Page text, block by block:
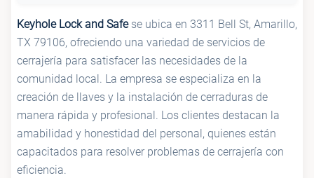
Keyhole Lock and Safese ubica en 3311 Bell St, Amarillo,
TX 79106, ofreciendo una variedad de servicios de
cerrajería para satisfacer las necesidades de la
comunidad local. La empresa se especializa en la
creación de llaves y la instalación de cerraduras de
manera rápida y profesional. Los clientes destacan la
amabilidad y honestidad del personal, quienes están
capacitados para resolver problemas de cerrajería con
eficiencia.